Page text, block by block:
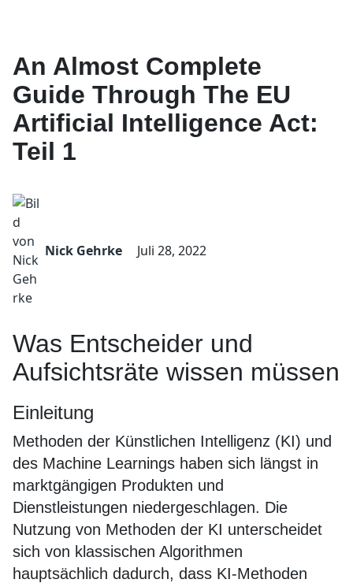
An Almost Complete
Guide Through The EU
Artificial Intelligence Act:
Teil 1
Nick Gehrke Juli 28, 2022
Was Entscheider und
Aufsichtsräte wissen müssen
Einleitung
Methoden der Künstlichen Intelligenz (KI) und
des Machine Learnings haben sich längst in
marktgängigen Produkten und
Dienstleistungen niedergeschlagen. Die
Nutzung von Methoden der KI unterscheidet
sich von klassischen Algorithmen
hauptsächlich dadurch, dass KI-Methoden